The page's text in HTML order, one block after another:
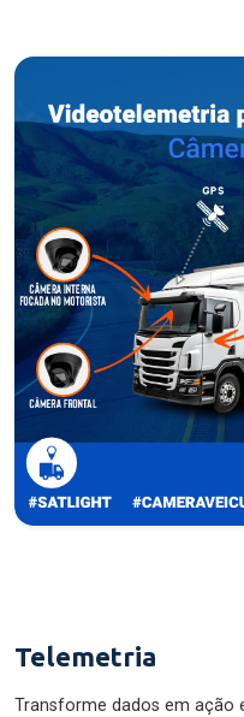
Telemetria
Transforme dados em ação